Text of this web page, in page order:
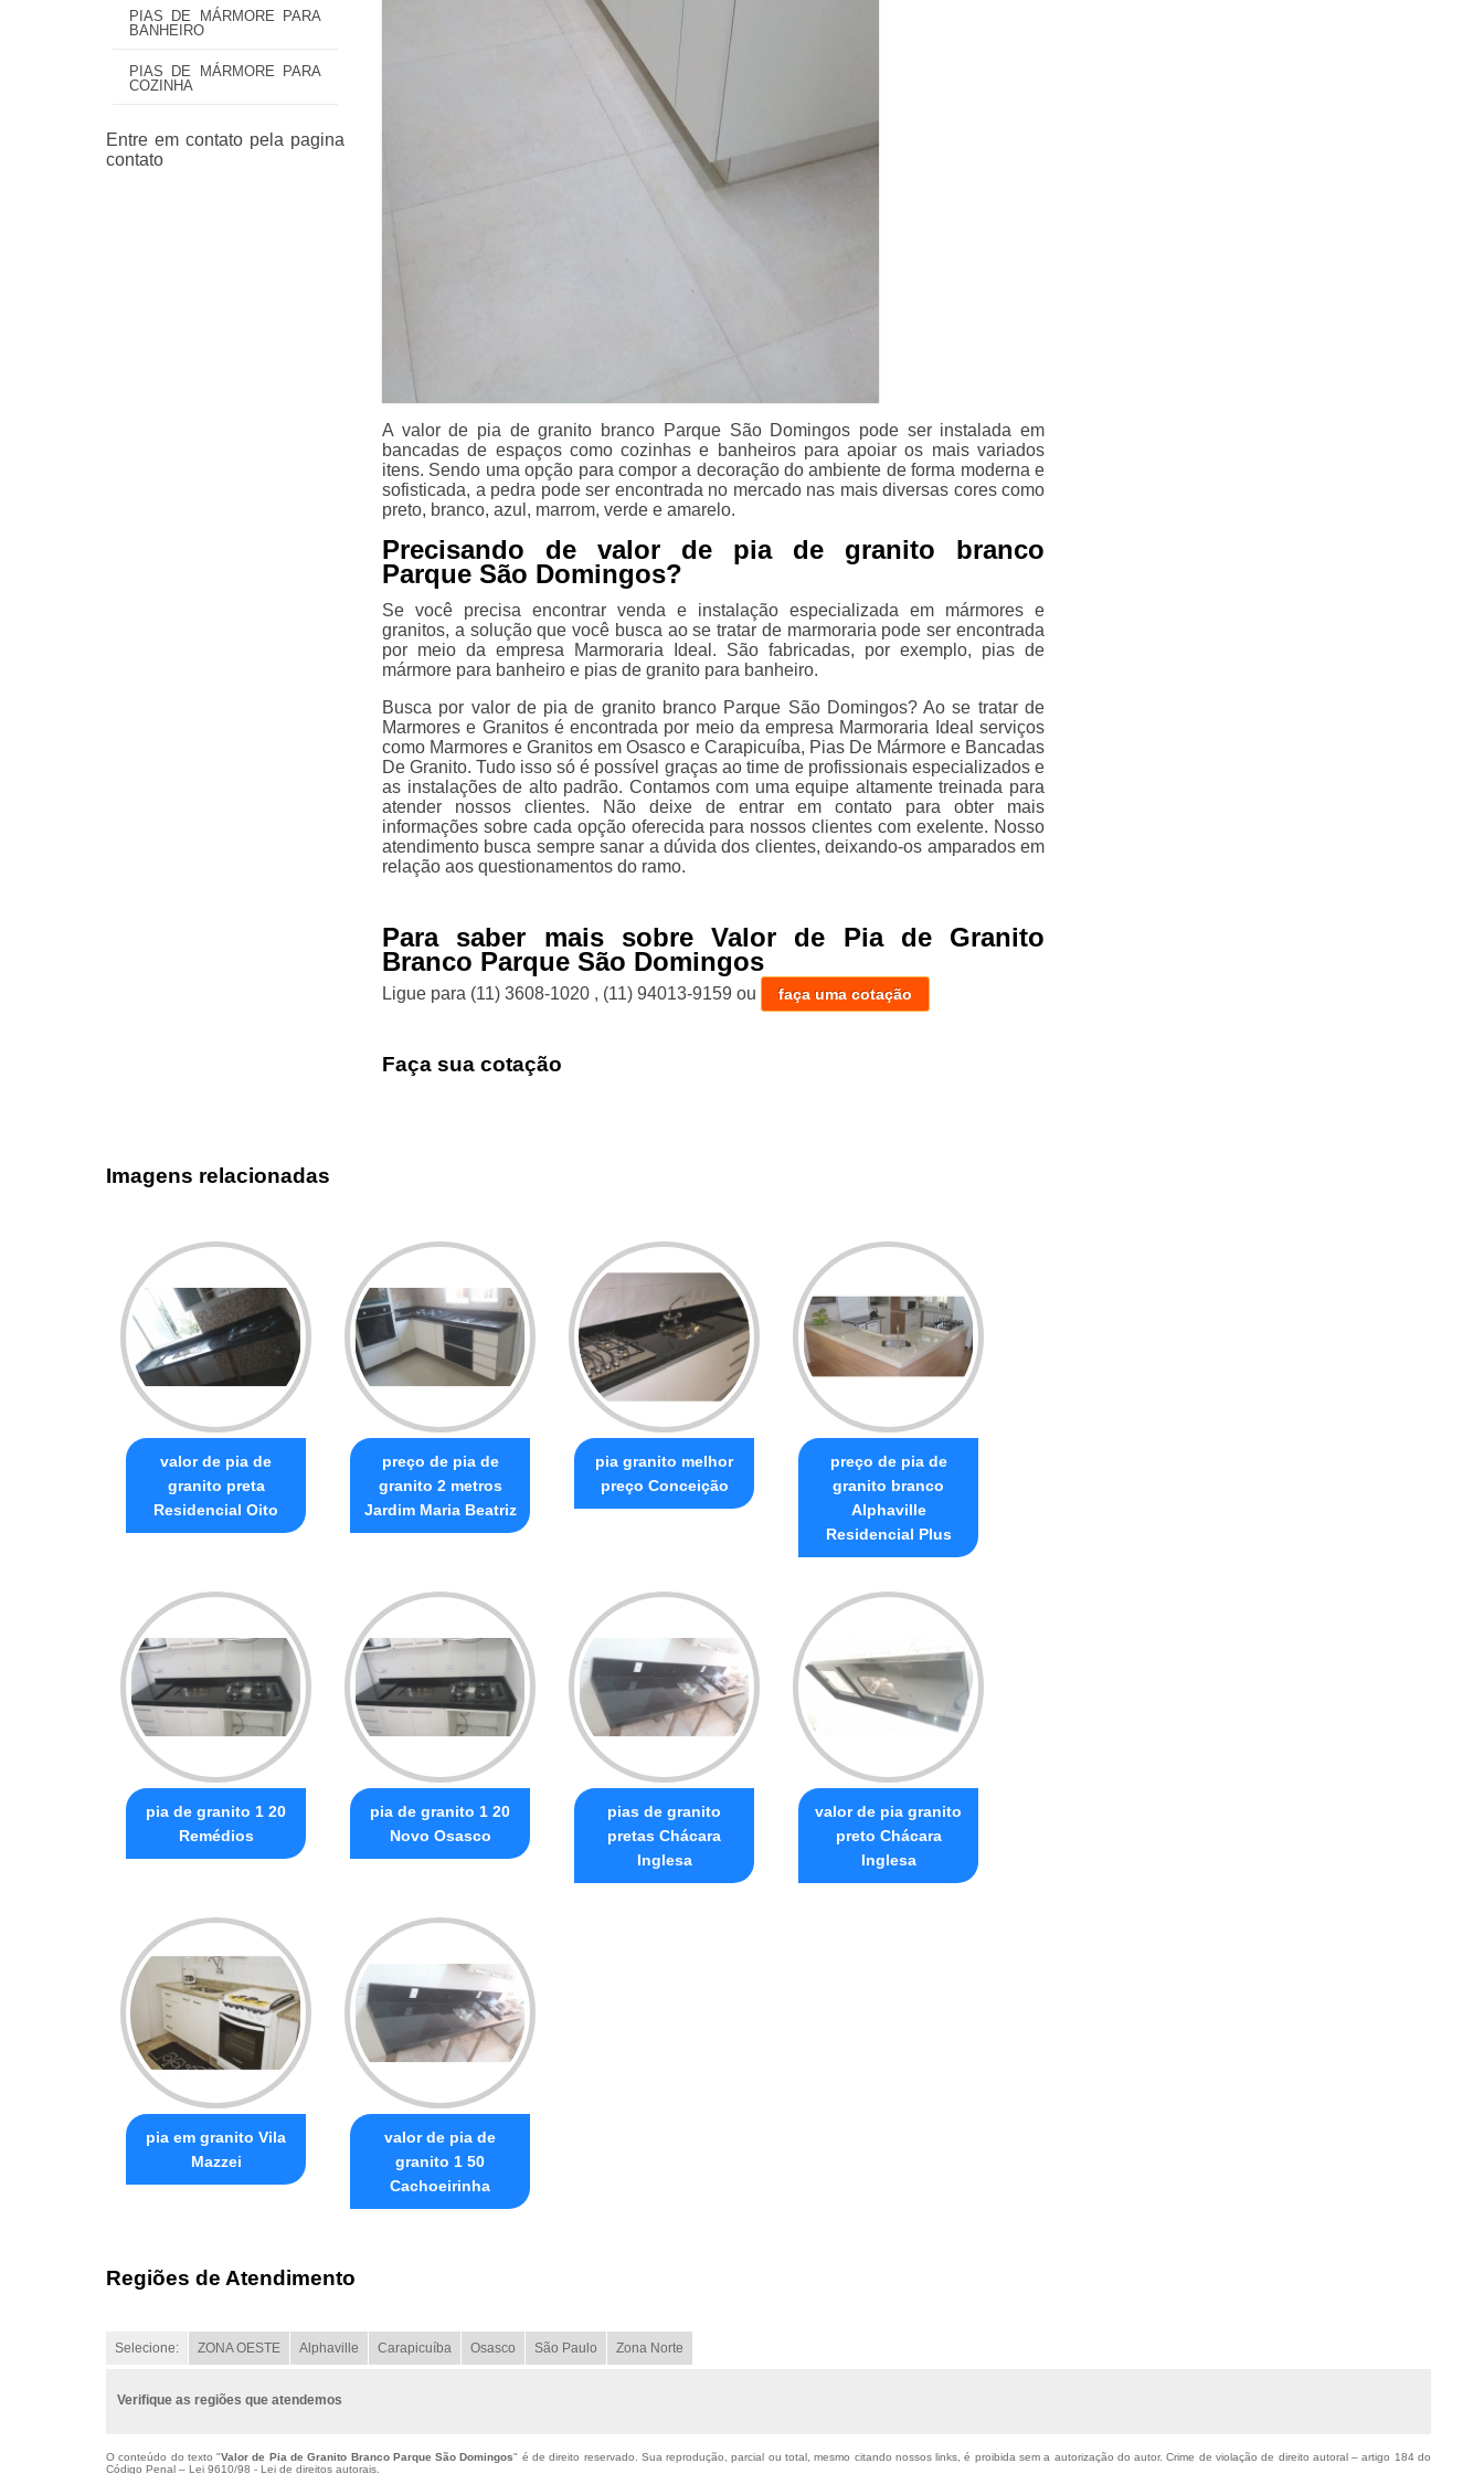
PIAS DE MÁRMORE PARA
BANHEIRO
PIAS DE MÁRMORE PARA
COZINHA
A valor de pia de granito branco Parque São Domingos pode ser instalada em
bancadas de espaços como cozinhas e banheiros para apoiar os mais variados
itens. Sendo uma opção para compor a decoração do ambiente de forma moderna e
sofisticada, a pedra pode ser encontrada no mercado nas mais diversas cores como
preto, branco, azul, marrom, verde e amarelo.
Precisando de valor de pia de granito branco
Parque São Domingos?
Se você precisa encontrar venda e instalação especializada em mármores e
granitos, a solução que você busca ao se tratar de marmoraria pode ser encontrada
por meio da empresa Marmoraria Ideal. São fabricadas, por exemplo, pias de
mármore para banheiro e pias de granito para banheiro.
Busca por valor de pia de granito branco Parque São Domingos? Ao se tratar de
Marmores e Granitos é encontrada por meio da empresa Marmoraria Ideal serviços
como Marmores e Granitos em Osasco e Carapicuíba, Pias De Mármore e Bancadas
De Granito. Tudo isso só é possível graças ao time de profissionais especializados e
as instalações de alto padrão. Contamos com uma equipe altamente treinada para
atender nossos clientes. Não deixe de entrar em contato para obter mais
informações sobre cada opção oferecida para nossos clientes com exelente. Nosso
atendimento busca sempre sanar a dúvida dos clientes, deixando-os amparados em
relação aos questionamentos do ramo.
Para saber mais sobre Valor de Pia de Granito
Branco Parque São Domingos
Ligue para (11) 3608-1020 , (11) 94013-9159 ou faça uma cotação
Faça sua cotação
Imagens relacionadas
valor de pia de
granito preta
Residencial Oito
preço de pia de
granito 2 metros
Jardim Maria Beatriz
pia granito melhor
preço Conceição
preço de pia de
granito branco
Alphaville
Residencial Plus
pia de granito 1 20
Remédios
pia de granito 1 20
Novo Osasco
pias de granito
pretas Chácara
Inglesa
valor de pia granito
preto Chácara
Inglesa
pia em granito Vila
Mazzei
valor de pia de
granito 1 50
Cachoeirinha
Regiões de Atendimento
Selecione: ZONA OESTE Alphaville Carapicuíba Osasco São Paulo Zona Norte
Verifique as regiões que atendemos
O conteúdo do texto "Valor de Pia de Granito Branco Parque São Domingos" é de direito reservado. Sua reprodução, parcial ou total, mesmo citando nossos links, é proibida sem a autorização do autor. Crime de violação de direito autoral – artigo 184 do
Código Penal – Lei 9610/98 - Lei de direitos autorais